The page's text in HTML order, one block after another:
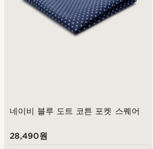
네이비 블루 도트 코튼 포켓 스퀘어
28,490원